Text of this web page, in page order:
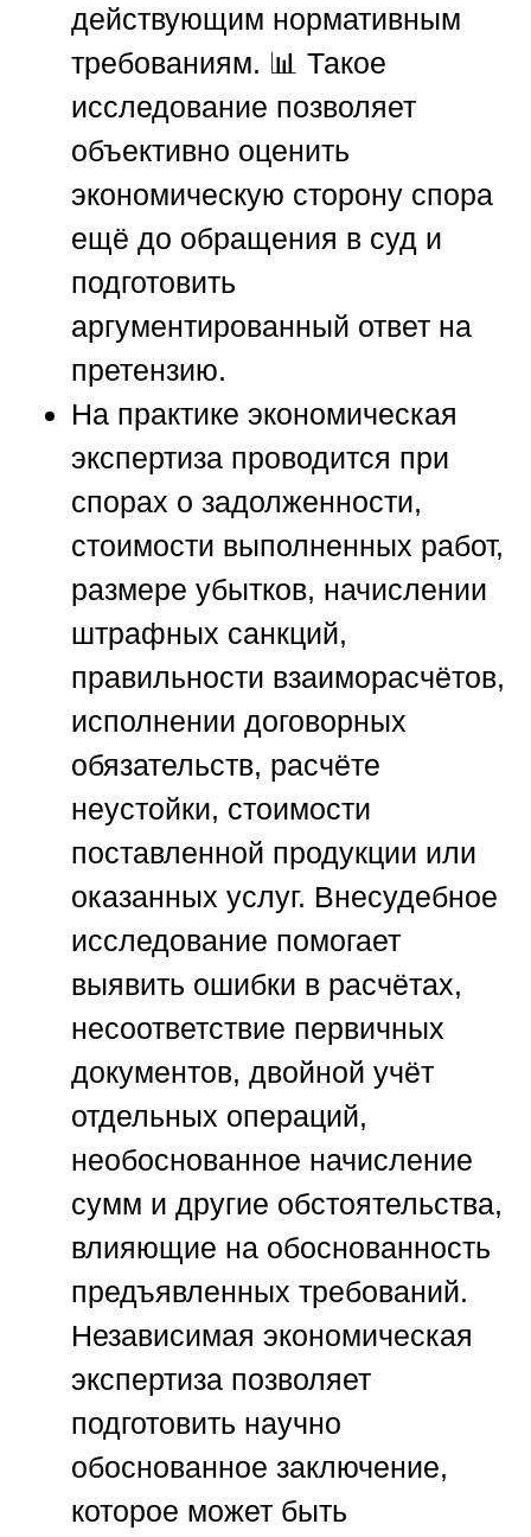
действующим нормативным
требованиям. 📊 Такое
исследование позволяет
объективно оценить
экономическую сторону спора
ещё до обращения в суд и
подготовить
аргументированный ответ на
претензию.
На практике экономическая
экспертиза проводится при
спорах о задолженности,
стоимости выполненных работ,
размере убытков, начислении
штрафных санкций,
правильности взаиморасчётов,
исполнении договорных
обязательств, расчёте
неустойки, стоимости
поставленной продукции или
оказанных услуг. Внесудебное
исследование помогает
выявить ошибки в расчётах,
несоответствие первичных
документов, двойной учёт
отдельных операций,
необоснованное начисление
сумм и другие обстоятельства,
влияющие на обоснованность
предъявленных требований.
Независимая экономическая
экспертиза позволяет
подготовить научно
обоснованное заключение,
которое может быть